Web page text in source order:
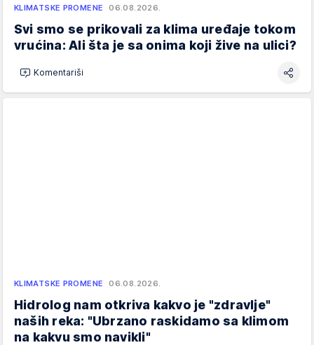
KLIMATSKE PROMENE 06.08.2026.
Svi smo se prikovali za klima uređaje tokom
vrućina: Ali šta je sa onima koji žive na ulici?
Komentariši
KLIMATSKE PROMENE 06.08.2026.
Hidrolog nam otkriva kakvo je "zdravlje"
naših reka: "Ubrzano raskidamo sa klimom
na kakvu smo navikli"